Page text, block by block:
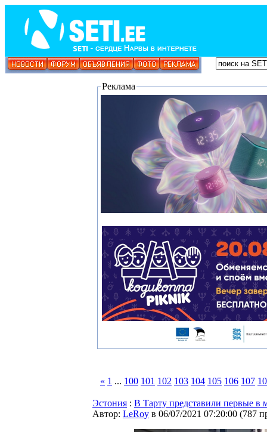
Реклама
« 1 ... 100 101 102 103 104 105 106 107
Эстония : В Тарту представили первые в
Автор: LeRoy в 06/07/2021 07:20:00 (787